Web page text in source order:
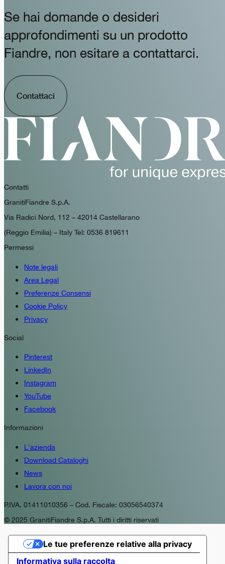
Se hai domande o desideri
approfondimenti su un prodotto
Fiandre, non esitare a contattarci.
Contattaci
Contatti
GranitiFiandre S.p.A.
Via Radici Nord, 112 – 42014 Castellarano
(Reggio Emilia) – Italy Tel: 0536 819611
Permessi
Note legali
Area Legal
Preferenze Consensi
Cookie Policy
Privacy
Social
Pinterest
LinkedIn
Instagram
YouTube
Facebook
Informazioni
L'azienda
Download Cataloghi
News
Lavora con noi
P.IVA. 01411010356 – Cod. Fiscale: 03056540374
© 2025 GranitiFiandre S.p.A. Tutti i diritti riservati
Informativa sulla raccolta
Le tue preferenze relative alla privacy